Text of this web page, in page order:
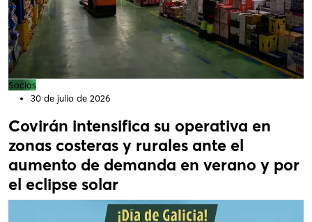
Socios
30 de julio de 2026
Covirán intensifica su operativa en
zonas costeras y rurales ante el
aumento de demanda en verano y por
el eclipse solar